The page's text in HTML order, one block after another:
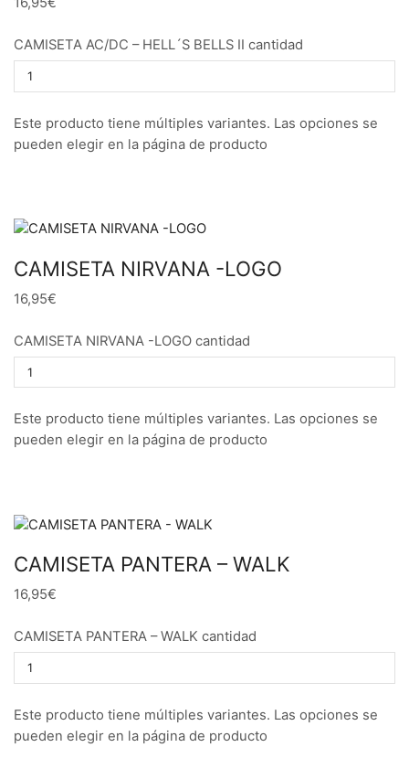
CAMISETA AC/DC – HELL´S BELLS II cantidad
Este producto tiene múltiples variantes. Las opciones se
pueden elegir en la página de producto
CAMISETA NIRVANA -LOGO
16,95€
CAMISETA NIRVANA -LOGO cantidad
Este producto tiene múltiples variantes. Las opciones se
pueden elegir en la página de producto
CAMISETA PANTERA – WALK
16,95€
CAMISETA PANTERA – WALK cantidad
Este producto tiene múltiples variantes. Las opciones se
pueden elegir en la página de producto